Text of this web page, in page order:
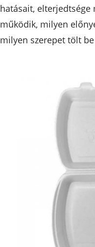
hatásait,
működik, milyen
milyen szerepet tölt